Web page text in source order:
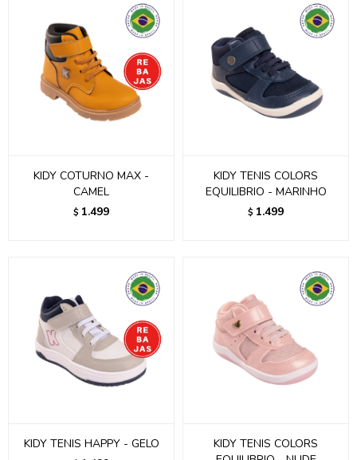
KIDY COTURNO MAX -
CAMEL
$ 1.499
KIDY TENIS COLORS
EQUILIBRIO - MARINHO
$ 1.499
KIDY TENIS HAPPY - GELO
KIDY TENIS COLORS